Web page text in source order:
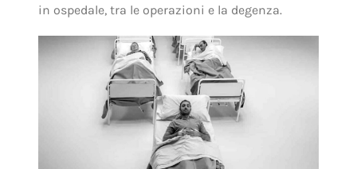
in ospedale, tra le operazioni e la degenza.